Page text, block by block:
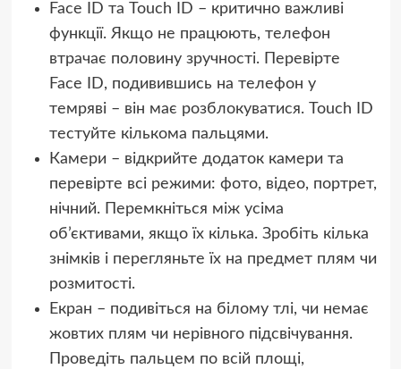
Face ID та Touch ID – критично важливі
функції. Якщо не працюють, телефон
втрачає половину зручності. Перевірте
Face ID, подивившись на телефон у
темряві – він має розблокуватися. Touch ID
тестуйте кількома пальцями.
Камери – відкрийте додаток камери та
перевірте всі режими: фото, відео, портрет,
нічний. Перемкніться між усіма
об’єктивами, якщо їх кілька. Зробіть кілька
знімків і перегляньте їх на предмет плям чи
розмитості.
Екран – подивіться на білому тлі, чи немає
жовтих плям чи нерівного підсвічування.
Проведіть пальцем по всій площі,